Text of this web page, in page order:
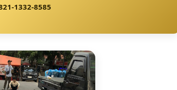
1332-8585